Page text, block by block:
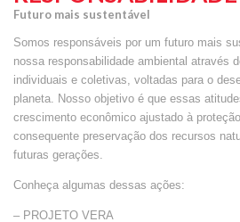
Futuro mais sustentável
Somos responsáveis por um futuro mais
nossa responsabilidade ambiental através
individuais e coletivas, voltadas para o
planeta. Nosso objetivo é que essas
crescimento econômico ajustado à
consequente preservação dos recursos
futuras gerações.
Conheça algumas dessas ações:
– PROJETO VERA